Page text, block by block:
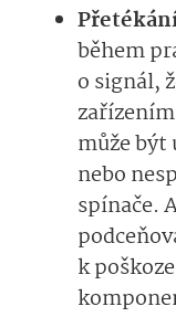
během
o signál,
může
nebo
spínače.
k